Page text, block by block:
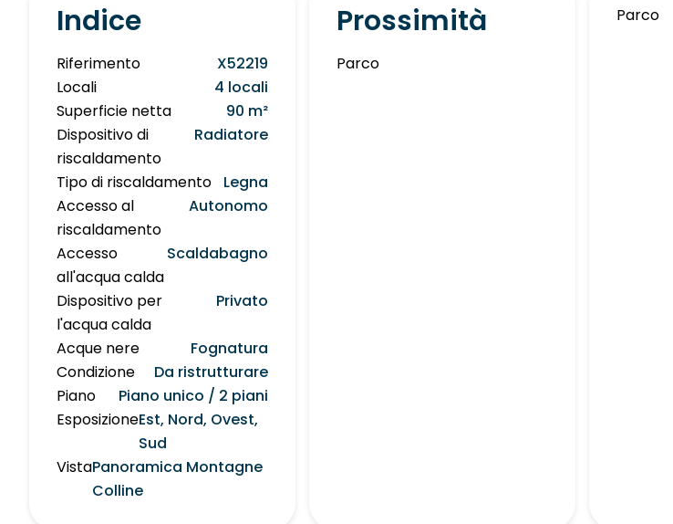
Indice
Riferimento
X52219
Locali
4 locali
Superficie netta
90 m²
Dispositivo di
riscaldamento
Radiatore
Tipo di riscaldamento
Legna
Accesso al
riscaldamento
Autonomo
Accesso
all'acqua calda
Scaldabagno
Dispositivo per
l'acqua calda
Privato
Acque nere
Fognatura
Condizione
Da ristrutturare
Piano
Piano unico / 2 piani
EsposizioneEst, Nord, Ovest,
Sud
VistaPanoramica Montagne
Colline
Prossimità
Parco
Parco